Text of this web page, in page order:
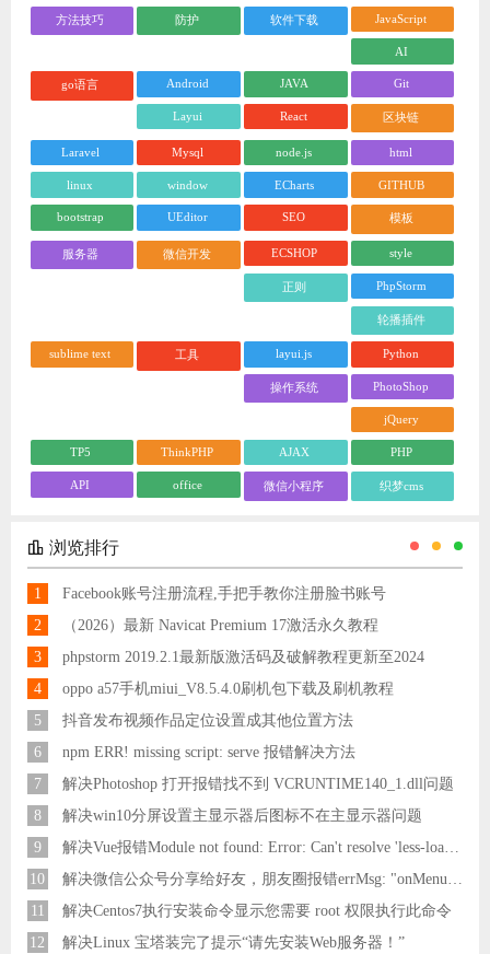
方法技巧 防护 软件下载 JavaScript
AI
go语言 Android JAVA Git
Layui React 区块链
Laravel Mysql node.js html
linux window ECharts GITHUB
bootstrap UEditor SEO 模板
服务器 微信开发 ECSHOP style
正则 PhpStorm
轮播插件
sublime text 工具 layui.js Python
操作系统 PhotoShop
jQuery
TP5 ThinkPHP AJAX PHP
API office 微信小程序 织梦cms
浏览排行
1
Facebook账号注册流程,手把手教你注册脸书账号
2
（2026）最新 Navicat Premium 17激活永久教程
3
phpstorm 2019.2.1最新版激活码及破解教程更新至2024
4
oppo a57手机miui_V8.5.4.0刷机包下载及刷机教程
5
抖音发布视频作品定位设置成其他位置方法
6
npm ERR! missing script: serve 报错解决方法
7
解决Photoshop 打开报错找不到 VCRUNTIME140_1.dll问题
8
解决win10分屏设置主显示器后图标不在主显示器问题
9
解决Vue报错Module not found: Error: Can't resolve 'less-loader' in 'C:\Users\Hm\Desktop\vue\vue_shop'问题
10
11
解决Centos7执行安装命令显示您需要 root 权限执行此命令
12
解决Linux 宝塔装完了提示“请先安装Web服务器！”